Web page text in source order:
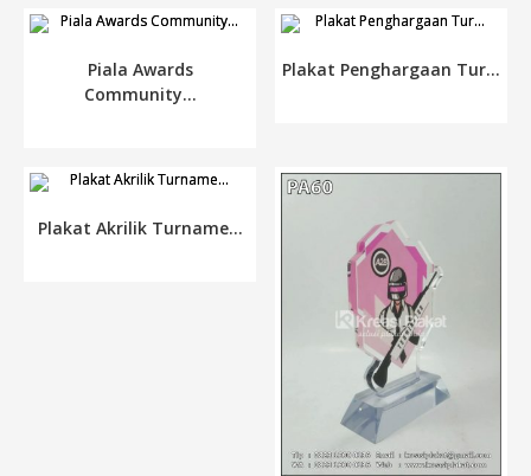
Piala Awards
Community...
Plakat Penghargaan Tur...
Plakat Akrilik Turname...